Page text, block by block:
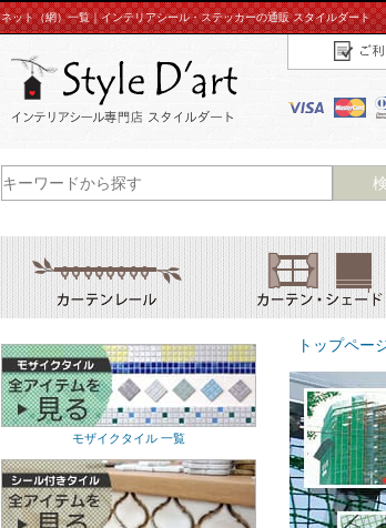
ネット（網）一覧｜インテリアシール・ステッカーの通販 スタイルダート
トップペー
モザイクタイル 一覧